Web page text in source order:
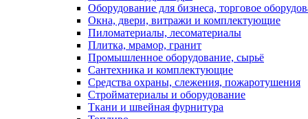
Оборудование для бизнеса, торговое
Окна, двери, витражи и комплектующие
Пиломатериалы, лесоматериалы
Плитка, мрамор, гранит
Промышленное оборудование, сырьё
Сантехника и комплектующие
Средства охраны, слежения, пожаротушения
Стройматериалы и оборудование
Ткани и швейная фурнитура